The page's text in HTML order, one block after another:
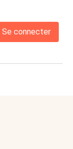
Se connecter